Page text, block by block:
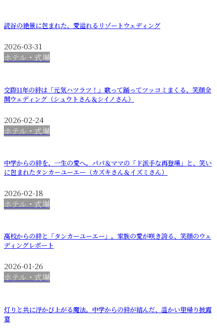
読谷の絶景に包まれた、愛溢れるリゾートウェディング
2026-03-31
ホテル・式場
交際11年の絆は「元気ハツラツ！」歌って踊ってツッコミまくる、笑顔全
開ウェディング（シュウトさん＆シイノさん）
2026-02-24
ホテル・式場
中学からの絆を、一生の愛へ。パパ＆ママの「ド派手な再登場」と、笑い
に包まれたタンカーユーエー（カズキさん＆イズミさん）
2026-02-18
ホテル・式場
高校からの絆と「タンカーユーエー」。家族の愛が咲き誇る、笑顔のウェ
ディングレポート
2026-01-26
ホテル・式場
灯りと共に浮かび上がる魔法。中学からの絆が結んだ、温かい里帰り披露
宴